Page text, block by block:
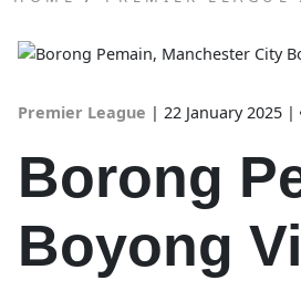
Premier League | 22 January 2025 |
Borong
Boyong